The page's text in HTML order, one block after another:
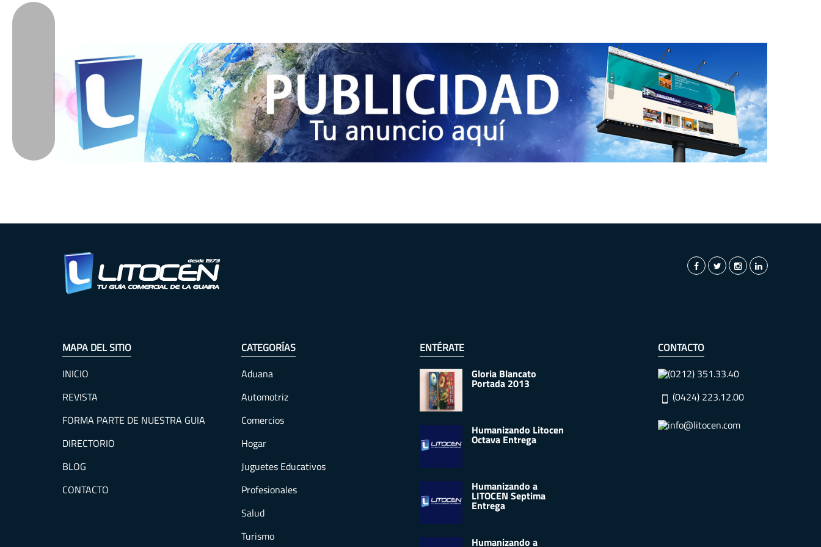
MAPA DEL SITIO
INICIO
REVISTA
FORMA PARTE DE NUESTRA GUIA
DIRECTORIO
BLOG
CONTACTO
CATEGORÍAS
Aduana
Automotriz
Comercios
Hogar
Juguetes Educativos
Profesionales
Salud
Turismo
ENTÉRATE
Gloria Blancato
Portada 2013
Humanizando Litocen
Octava Entrega
Humanizando a
LITOCEN Septima
Entrega
Humanizando a
CONTACTO
(0212) 351.33.40
(0424) 223.12.00
info@litocen.com